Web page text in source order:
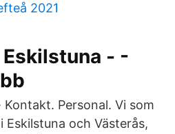
2021
- -
Kontakt. Personal. Vi som
Eskilstuna och Västerås,